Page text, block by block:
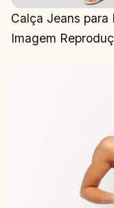
Calça Jeans para
Imagem